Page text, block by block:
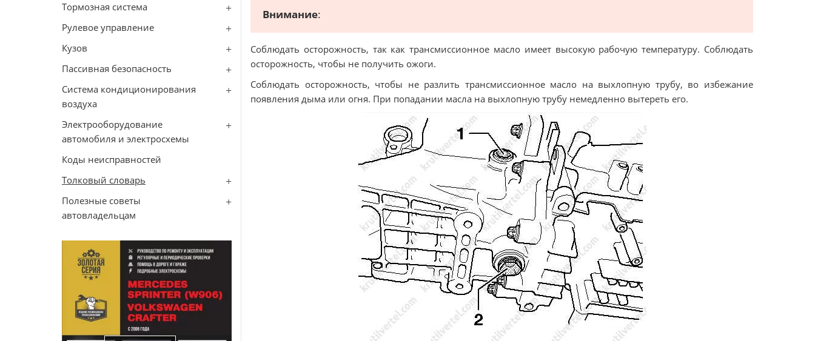
Тормозная система
Рулевое управление
Кузов
Пассивная безопасность
Система кондиционирования
воздуха
Электрооборудование
автомобиля и электросхемы
Коды неисправностей
Толковый словарь
Полезные советы
автовладельцам
Внимание:
Соблюдать осторожность, так как трансмиссионное масло имеет высокую рабочую температуру. Соблюдать
осторожность, чтобы не получить ожоги.
Соблюдать осторожность, чтобы не разлить трансмиссионное масло на выхлопную трубу, во избежание
появления дыма или огня. При попадании масла на выхлопную трубу немедленно вытереть его.